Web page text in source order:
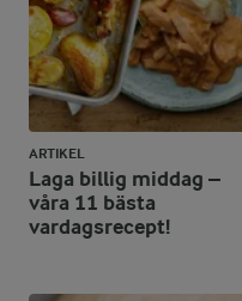
ARTIKEL
Laga billig middag –
våra 11 bästa
vardagsrecept!